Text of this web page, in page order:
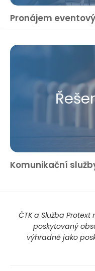
Pronájem
Komunikační
ČTK a Služba
poskytovaný
výhradně jako